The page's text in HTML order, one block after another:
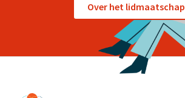
Over het lidmaatschap